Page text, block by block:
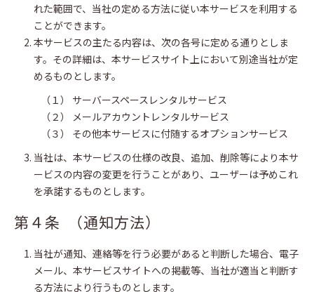
れた範囲で、当社の定める方法に従い本サービスを利用する
ことができます。
本サービスの主たる内容は、次の各号に定める通りとしま
す。その詳細は、本サービスサイト上において別途当社が定
めるものとします。
（１） サーバースペースレンタルサービス
（２） メールアカウントレンタルサービス
（３） その他本サービスに付随するオプションサービス
当社は、本サービスの仕様の改良、追加、削除等により本サ
ービスの内容の変更を行うことがあり、ユーザーは予めこれ
を承諾するものとします。
第４条 （通知方法）
当社が通知、連絡等を行う必要があると判断した場合、電子
メール、本サービスサイトへの掲載等、当社が適当と判断す
る方法により行うものとします。